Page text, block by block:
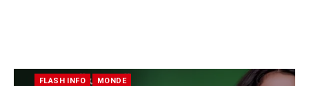
FLASH INFO MONDE